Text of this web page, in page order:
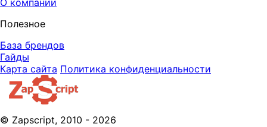
О компании
Полезное
База брендов
Гайды
Карта сайта Политика конфиденциальности
© Zapscript, 2010 - 2026